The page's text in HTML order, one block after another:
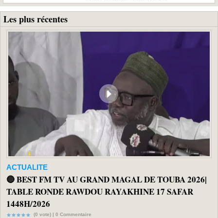
Les plus récentes
ACTUALITE
🔴 BEST FM TV AU GRAND MAGAL DE TOUBA 2026|
TABLE RONDE RAWDOU RAYAKHINE 17 SAFAR
1448H/2026
(0 vote) | 0 Commentaire